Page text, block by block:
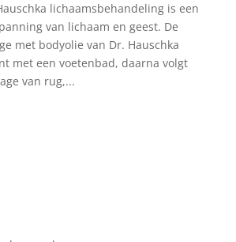
lichaamsbehandeling is een
van lichaam en geest. De
met bodyolie van Dr. Hauschka
met een voetenbad, daarna volgt
van rug,...